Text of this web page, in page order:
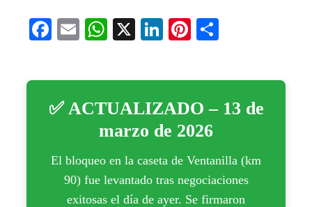
Facebook
EmailWhatsApp
X LinkedIn
Pinterest
✅ ACTUALIZADO – 13 de
marzo de 2026
El bloqueo en la caseta de Ventanilla (km
90) fue levantado tras negociaciones
exitosas el día de ayer. Se firmaron